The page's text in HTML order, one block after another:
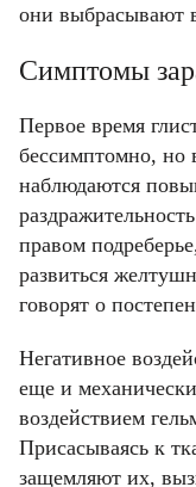
они выбрасывают
Симптомы
Первое время
бессимптомно, но
наблюдаются
правом
развиться
говорят о
Негативное
еще и
воздействием
Присасываясь к
защемляют их,